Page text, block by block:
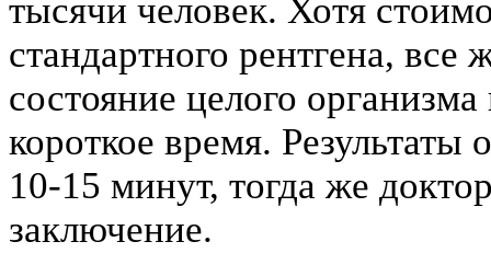
тысячи человек. Хотя
стандартного рентгена, все
состояние целого
короткое время.
10-15 минут, тогда же
заключение.